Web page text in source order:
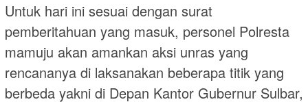
Untuk hari ini sesuai dengan surat
pemberitahuan yang masuk, personel Polresta
mamuju akan amankan aksi unras yang
rencananya di laksanakan beberapa titik yang
berbeda yakni di Depan Kantor Gubernur Sulbar,